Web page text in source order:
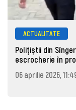
ACTUALITATE
Polițiștii din
escrocherie în
06 aprilie 2026,